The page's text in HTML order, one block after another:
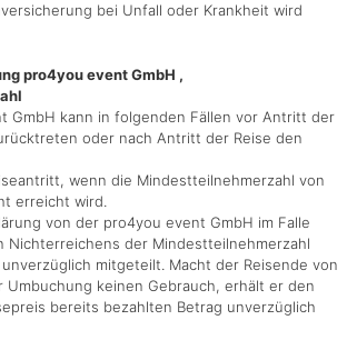
bei Unfall oder Krankheit wird
pro4you event GmbH ,
GmbH kann in folgenden Fällen vor Antritt der
oder nach Antritt der Reise den
wenn die Mindestteilnehmerzahl von
erreicht wird.
von der pro4you event GmbH im Falle
Nichterreichens der Mindestteilnehmerzahl
mitgeteilt. Macht der Reisende von
Umbuchung keinen Gebrauch, erhält er den
bereits bezahlten Betrag unverzüglich